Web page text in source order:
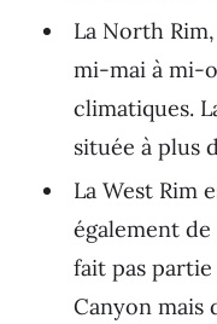
La North
mi-mai à mi-
climatiques.
située à plus
La West Rim
également
fait pas
Canyon mais